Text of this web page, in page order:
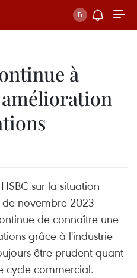
à
sur la situation
novembre 2023
de connaître une
grâce à l'industrie
être prudent quant
cycle commercial.